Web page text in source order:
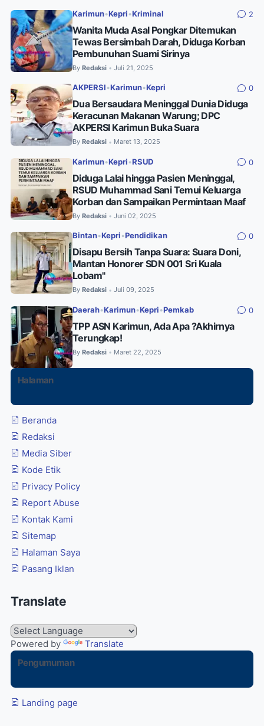
Karimun•Kepri •Kriminal 2
Wanita Muda Asal Pongkar Ditemukan
Tewas Bersimbah Darah, Diduga Korban
Pembunuhan Suami Sirinya
By Redaksi • Juli 21, 2025
AKPERSI •Karimun•Kepri 0
Dua Bersaudara Meninggal Dunia Diduga
Keracunan Makanan Warung; DPC
AKPERSI Karimun Buka Suara
By Redaksi • Maret 13, 2025
Karimun•Kepri •RSUD 0
Diduga Lalai hingga Pasien Meninggal,
RSUD Muhammad Sani Temui Keluarga
Korban dan Sampaikan Permintaan Maaf
By Redaksi • Juni 02, 2025
Bintan•Kepri •Pendidikan 0
Disapu Bersih Tanpa Suara: Suara Doni,
Mantan Honorer SDN 001 Sri Kuala
Lobam"
By Redaksi • Juli 09, 2025
Daerah•Karimun•Kepri •Pemkab 0
TPP ASN Karimun, Ada Apa ?Akhirnya
Terungkap!
By Redaksi • Maret 22, 2025
Halaman
Beranda
Redaksi
Media Siber
Kode Etik
Privacy Policy
Report Abuse
Kontak Kami
Sitemap
Halaman Saya
Pasang Iklan
Translate
Powered by
Translate
Pengumuman
Landing page